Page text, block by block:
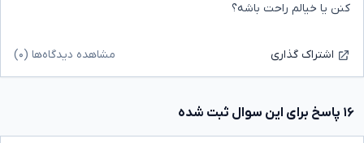
کنن یا خیالم راحت باشه؟
اشتراک گذاری مشاهده دیدگاه‌ها (۰)
۱۶ پاسخ برای این سوال ثبت شده